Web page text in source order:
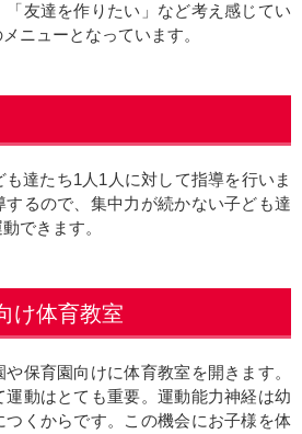
「友達を作りたい」など考え感じてい
ニューとなっています。
達たち1人1人に対して指導を行いま
るので、集中力が続かない子ども達
できます。
け体育教室
保育園向けに体育教室を開きます。
動はとても重要。運動能力神経は幼
つくからです。この機会にお子様を体